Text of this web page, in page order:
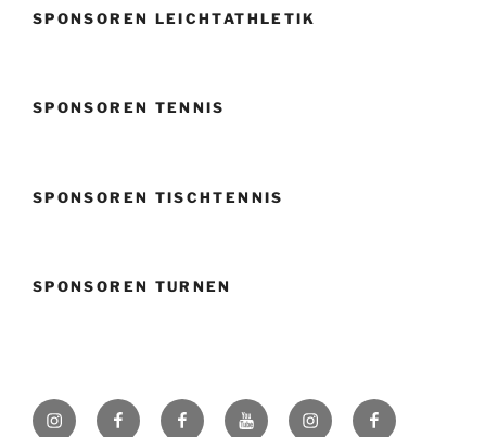
SPONSOREN LEICHTATHLETIK
SPONSOREN TENNIS
SPONSOREN TISCHTENNIS
SPONSOREN TURNEN
InstagramFacebookFacebookYoutubeInstagramFacebook